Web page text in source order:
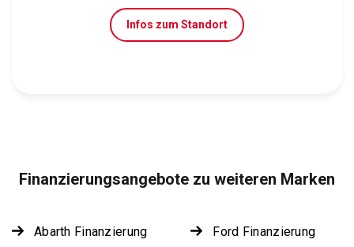
Infos zum Standort
Finanzierungsangebote zu weiteren Marken
Abarth Finanzierung
Ford Finanzierung